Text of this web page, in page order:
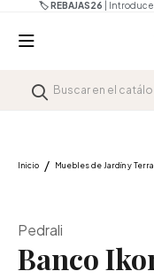
🏷️ REBAJAS26 | Introduce
Inicio Muebles de Jardín y
Pedrali
Banco